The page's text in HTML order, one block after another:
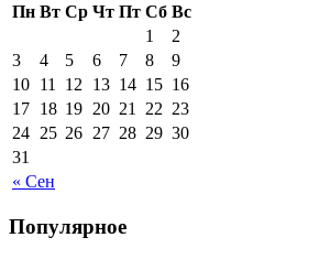
Пн Вт Ср Чт Пт Сб Вс
« Сен
1
2
3
4 5 6 7 8
9
10 11 12 13 14 15 16
17 18 19 20 21 22 23
24 25 26 27 28 29 30
31
Популярное